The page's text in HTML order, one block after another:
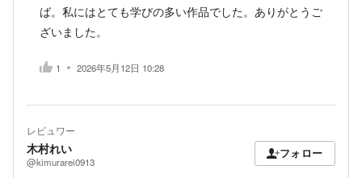
ば。私にはとても学びの多い作品でした。ありがとうご
ざいました。
1 2026年5月12日 10:28
レビュワー
木村れい
@kimurarei0913
フォロー